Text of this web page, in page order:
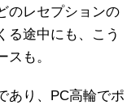
のレセプションの
る途中にも、こう
も。
あり、PC高輪でポ